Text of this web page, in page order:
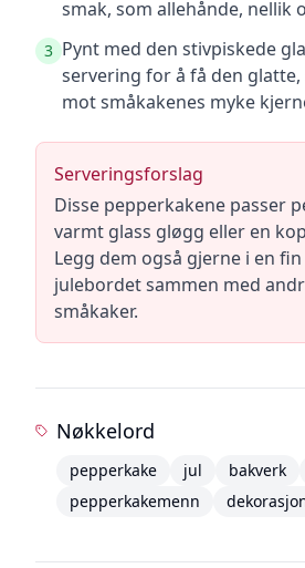
smak, som allehånde, nellik
3 Pynt med den stivpiskede
servering for å få den
mot småkakenes myke
Serveringsforslag
Disse pepperkakene passer
varmt glass gløgg eller en
Legg dem også gjerne i en
julebordet sammen med
småkaker.
Nøkkelord
pepperkake jul bakverk
pepperkakemenn